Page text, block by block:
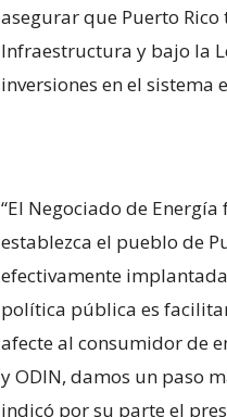
asegurar que Puerto
Infraestructura y bajo la
inversiones en el sistema
“El Negociado de
establezca el pueblo de
efectivamente
política pública es
afecte al consumidor de
y ODIN, damos un paso
indicó por su parte el